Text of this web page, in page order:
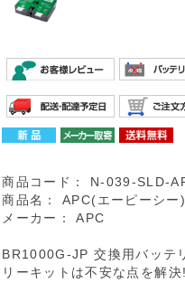
商品コード：
N-039-SLD-
商品名：
APC(エーピーシ
メーカー：
APC
BR1000G-JP 交換用バッテ
リーキットは不安な点を解